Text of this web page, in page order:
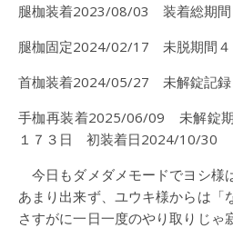
腿枷装着2023/08/03 装着総期間
腿枷固定2024/02/17 未脱期間４
首枷装着2024/05/27 未解錠記録
手枷再装着2025/06/09 未解錠
１７３日 初装着日2024/10/30
今日もダメダメモードでヨシ様
あまり出来ず、ユウキ様からは「
さすがに一日一度のやり取りじゃ